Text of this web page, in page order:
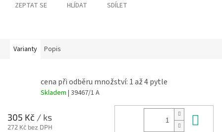
ZEPTAT SE HLÍDAT SDÍLET
Varianty Popis
cena při odběru množství: 1 až 4 pytle
Skladem | 39467/1 A
305 Kč / ks
272 Kč bez DPH